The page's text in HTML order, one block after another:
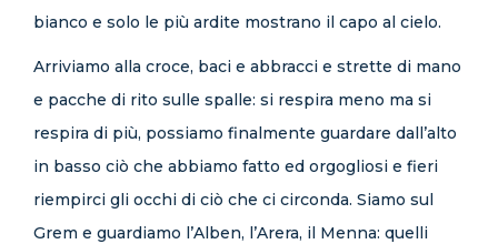
bianco e solo le più ardite mostrano il capo al cielo.
Arriviamo alla croce, baci e abbracci e strette di mano
e pacche di rito sulle spalle: si respira meno ma si
respira di più, possiamo finalmente guardare dall’alto
in basso ciò che abbiamo fatto ed orgogliosi e fieri
riempirci gli occhi di ciò che ci circonda. Siamo sul
Grem e guardiamo l’Alben, l’Arera, il Menna: quelli